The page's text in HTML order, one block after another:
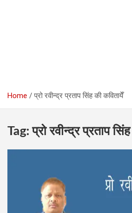
Home प्रो रवीन्द्र प्रताप सिंह की कवितायेँ
Tag:प्रो रवीन्द्र प्रताप